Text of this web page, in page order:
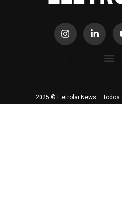
2025 © Eletrolar News –